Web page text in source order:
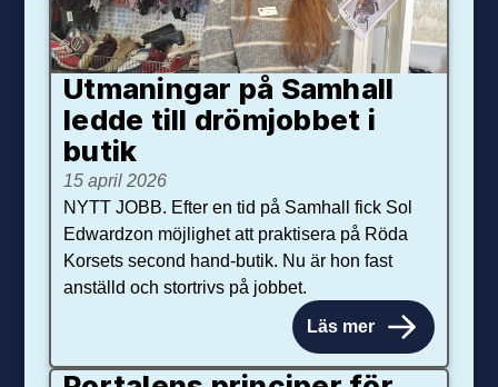
Utmaningar på Sam­hall
ledde till dröm­jobbet i
butik
15 april 2026
NYTT JOBB. Efter en tid på Samhall fick Sol
Edwardzon möjlighet att praktisera på Röda
Korsets second hand-butik. Nu är hon fast
anställd och stortrivs på jobbet.
Läs mer